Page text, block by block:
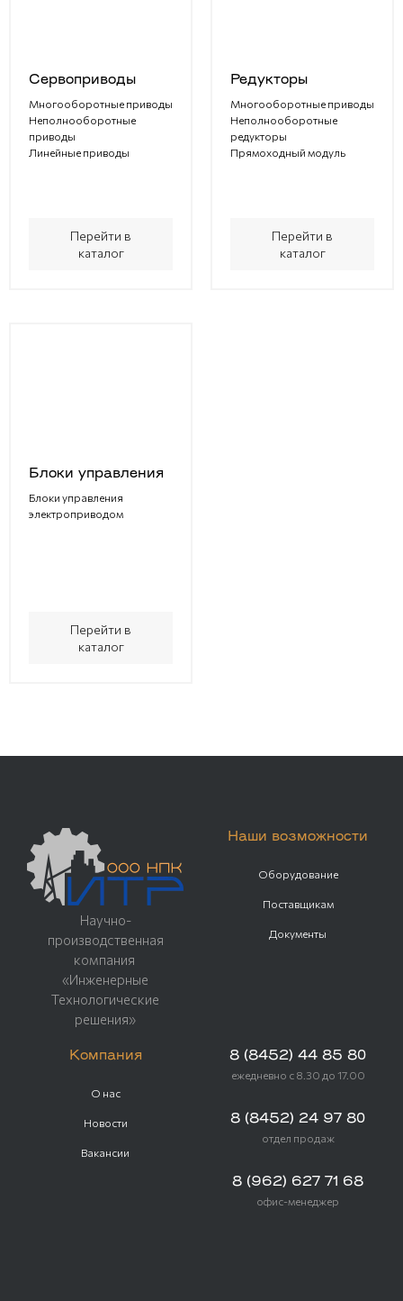
Cервоприводы
Многооборотные приводы
Неполнооборотные
приводы
Линейные приводы
Перейти в
каталог
Редукторы
Многооборотные приводы
Неполнооборотные
редукторы
Прямоходный модуль
Перейти в
каталог
Блоки управления
Блоки управления
электроприводом
Перейти в
каталог
Научно-
производственная
компания
«Инженерные
Технологические
решения»
Наши возможности
Оборудование
Поставщикам
Документы
Компания
О нас
Новости
Вакансии
8 (8452) 44 85 80
ежедневно с 8.30 до 17.00
8 (8452) 24 97 80
отдел продаж
8 (962) 627 71 68
офис-менеджер